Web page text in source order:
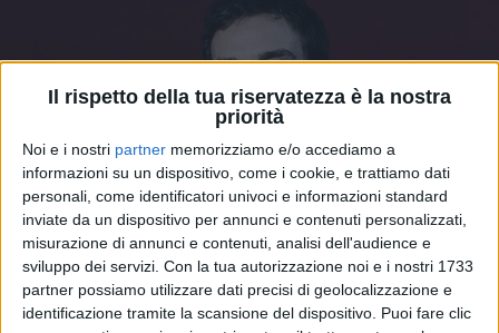
Il rispetto della tua riservatezza è la nostra
priorità
Noi e i nostri partner memorizziamo e/o accediamo a
informazioni su un dispositivo, come i cookie, e trattiamo dati
personali, come identificatori univoci e informazioni standard
inviate da un dispositivo per annunci e contenuti personalizzati,
misurazione di annunci e contenuti, analisi dell'audience e
sviluppo dei servizi. Con la tua autorizzazione noi e i nostri 1733
partner possiamo utilizzare dati precisi di geolocalizzazione e
identificazione tramite la scansione del dispositivo. Puoi fare clic
CASA AZZURRI 12 giu 2021